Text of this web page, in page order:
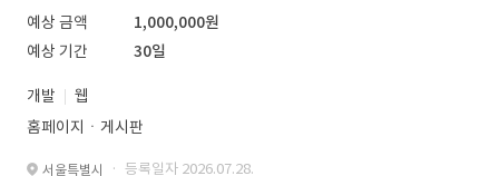
예상 금액
1,000,000원
예상 기간
30일
개발
웹
홈페이지ㆍ게시판
서울특별시 · 등록일자 2026.07.28.